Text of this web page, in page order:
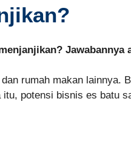
Jawabannya
rumah makan lainnya.
potensi bisnis es batu